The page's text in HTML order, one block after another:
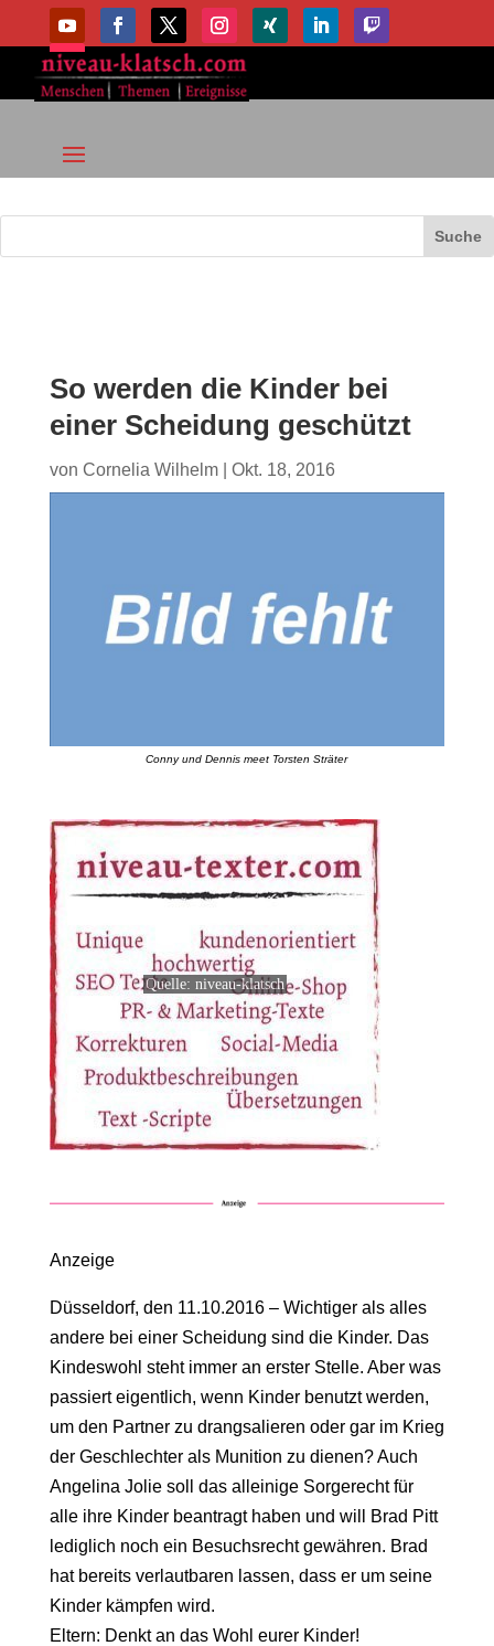
So werden die Kinder bei
einer Scheidung geschützt
von Cornelia Wilhelm| Okt. 18, 2016
Conny und Dennis meet Torsten Sträter
Quelle: niveau-klatsch
Anzeige
Düsseldorf, den 11.10.2016 – Wichtiger als alles
andere bei einer Scheidung sind die Kinder. Das
Kindeswohl steht immer an erster Stelle. Aber was
passiert eigentlich, wenn Kinder benutzt werden,
um den Partner zu drangsalieren oder gar im Krieg
der Geschlechter als Munition zu dienen? Auch
Angelina Jolie soll das alleinige Sorgerecht für
alle ihre Kinder beantragt haben und will Brad Pitt
lediglich noch ein Besuchsrecht gewähren. Brad
hat bereits verlautbaren lassen, dass er um seine
Kinder kämpfen wird.
Eltern: Denkt an das Wohl eurer Kinder!